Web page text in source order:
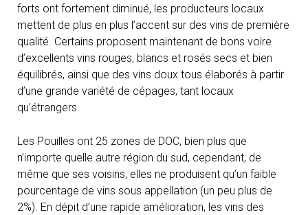
forts ont fortement diminué, les producteurs locaux
mettent de plus en plus l’accent sur des vins de première
qualité. Certains proposent maintenant de bons voire
d’excellents vins rouges, blancs et rosés secs et bien
équilibrés, ainsi que des vins doux tous élaborés à partir
d’une grande variété de cépages, tant locaux
qu’étrangers.
Les Pouilles ont 25 zones de DOC, bien plus que
n’importe quelle autre région du sud, cependant, de
même que ses voisins, elles ne produisent qu’un faible
pourcentage de vins sous appellation (un peu plus de
2%). En dépit d’une rapide amélioration, les vins des